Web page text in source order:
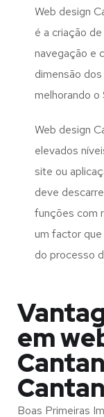
Web design
é a criação
navegação e
dimensão
melhorando o
Web design
elevados
site ou
deve
funções com
um factor
do processo
em
Boas Primeiras